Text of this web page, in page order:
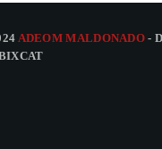
ADEOM MALDONADO -